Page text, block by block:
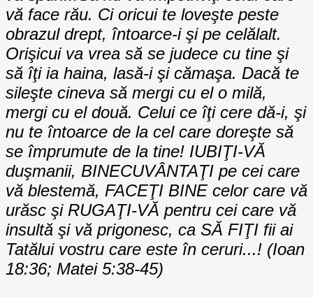
vă face rău. Ci oricui te loveşte peste
obrazul drept, întoarce-i şi pe celălalt.
Orişicui va vrea să se judece cu tine şi
să îţi ia haina, lasă-i şi cămaşa. Dacă te
sileşte cineva să mergi cu el o milă,
mergi cu el două. Celui ce îţi cere dă-i, şi
nu te întoarce de la cel care doreşte să
se împrumute de la tine! IUBIŢI-VĂ
duşmanii, BINECUVÂNTAŢI pe cei care
vă blestemă, FACEŢI BINE celor care vă
urăsc şi RUGAŢI-VĂ pentru cei care vă
insultă şi vă prigonesc, ca SĂ FIŢI fii ai
Tatălui vostru care este în ceruri...! (Ioan
18:36; Matei 5:38-45)